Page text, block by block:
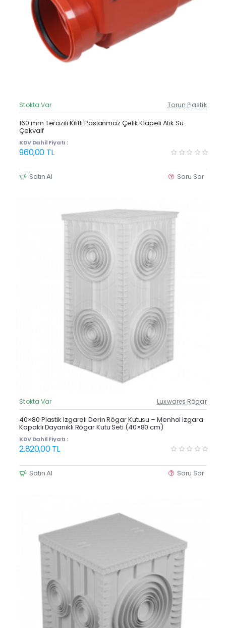
Güncel Fiyat
Stokta Var Torun Plastik
160 mm Terazili Kilitli Paslanmaz Çelik Klapeli Atık Su
Çekvalf
KDV Dahil Fiyatı :
960,00 TL
Satın Al Soru Sor
Güncel Fiyat
Yeni Ürün
Stokta Var Luxwares Rögar
40×80 Plastik Izgaralı Derin Rögar Kutusu – Menhol Izgara
Kapaklı Dayanıklı Rögar Kutu Seti (40×80 cm)
KDV Dahil Fiyatı :
2.820,00 TL
Satın Al Soru Sor